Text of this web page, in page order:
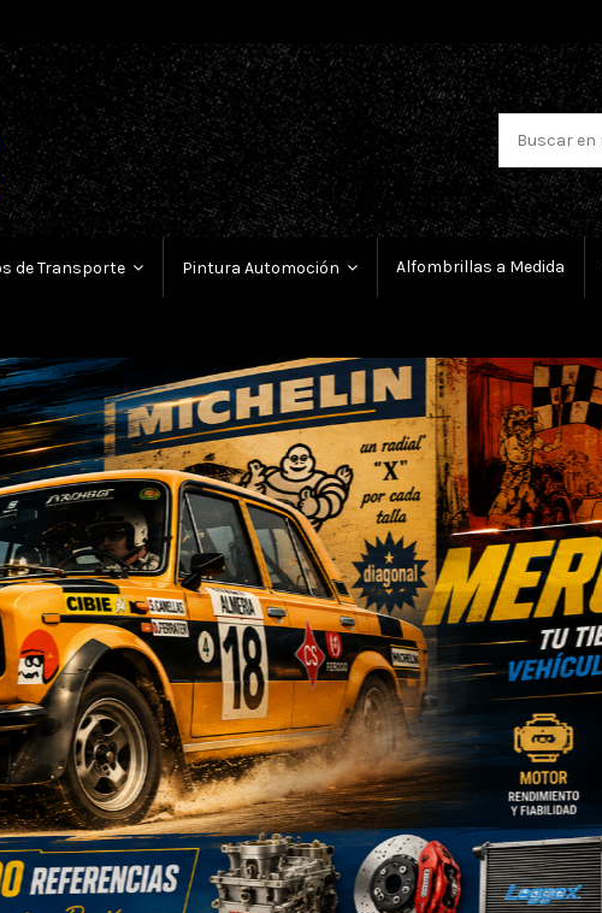
de Transporte Pintura Automoción Alfombrillas a Medida